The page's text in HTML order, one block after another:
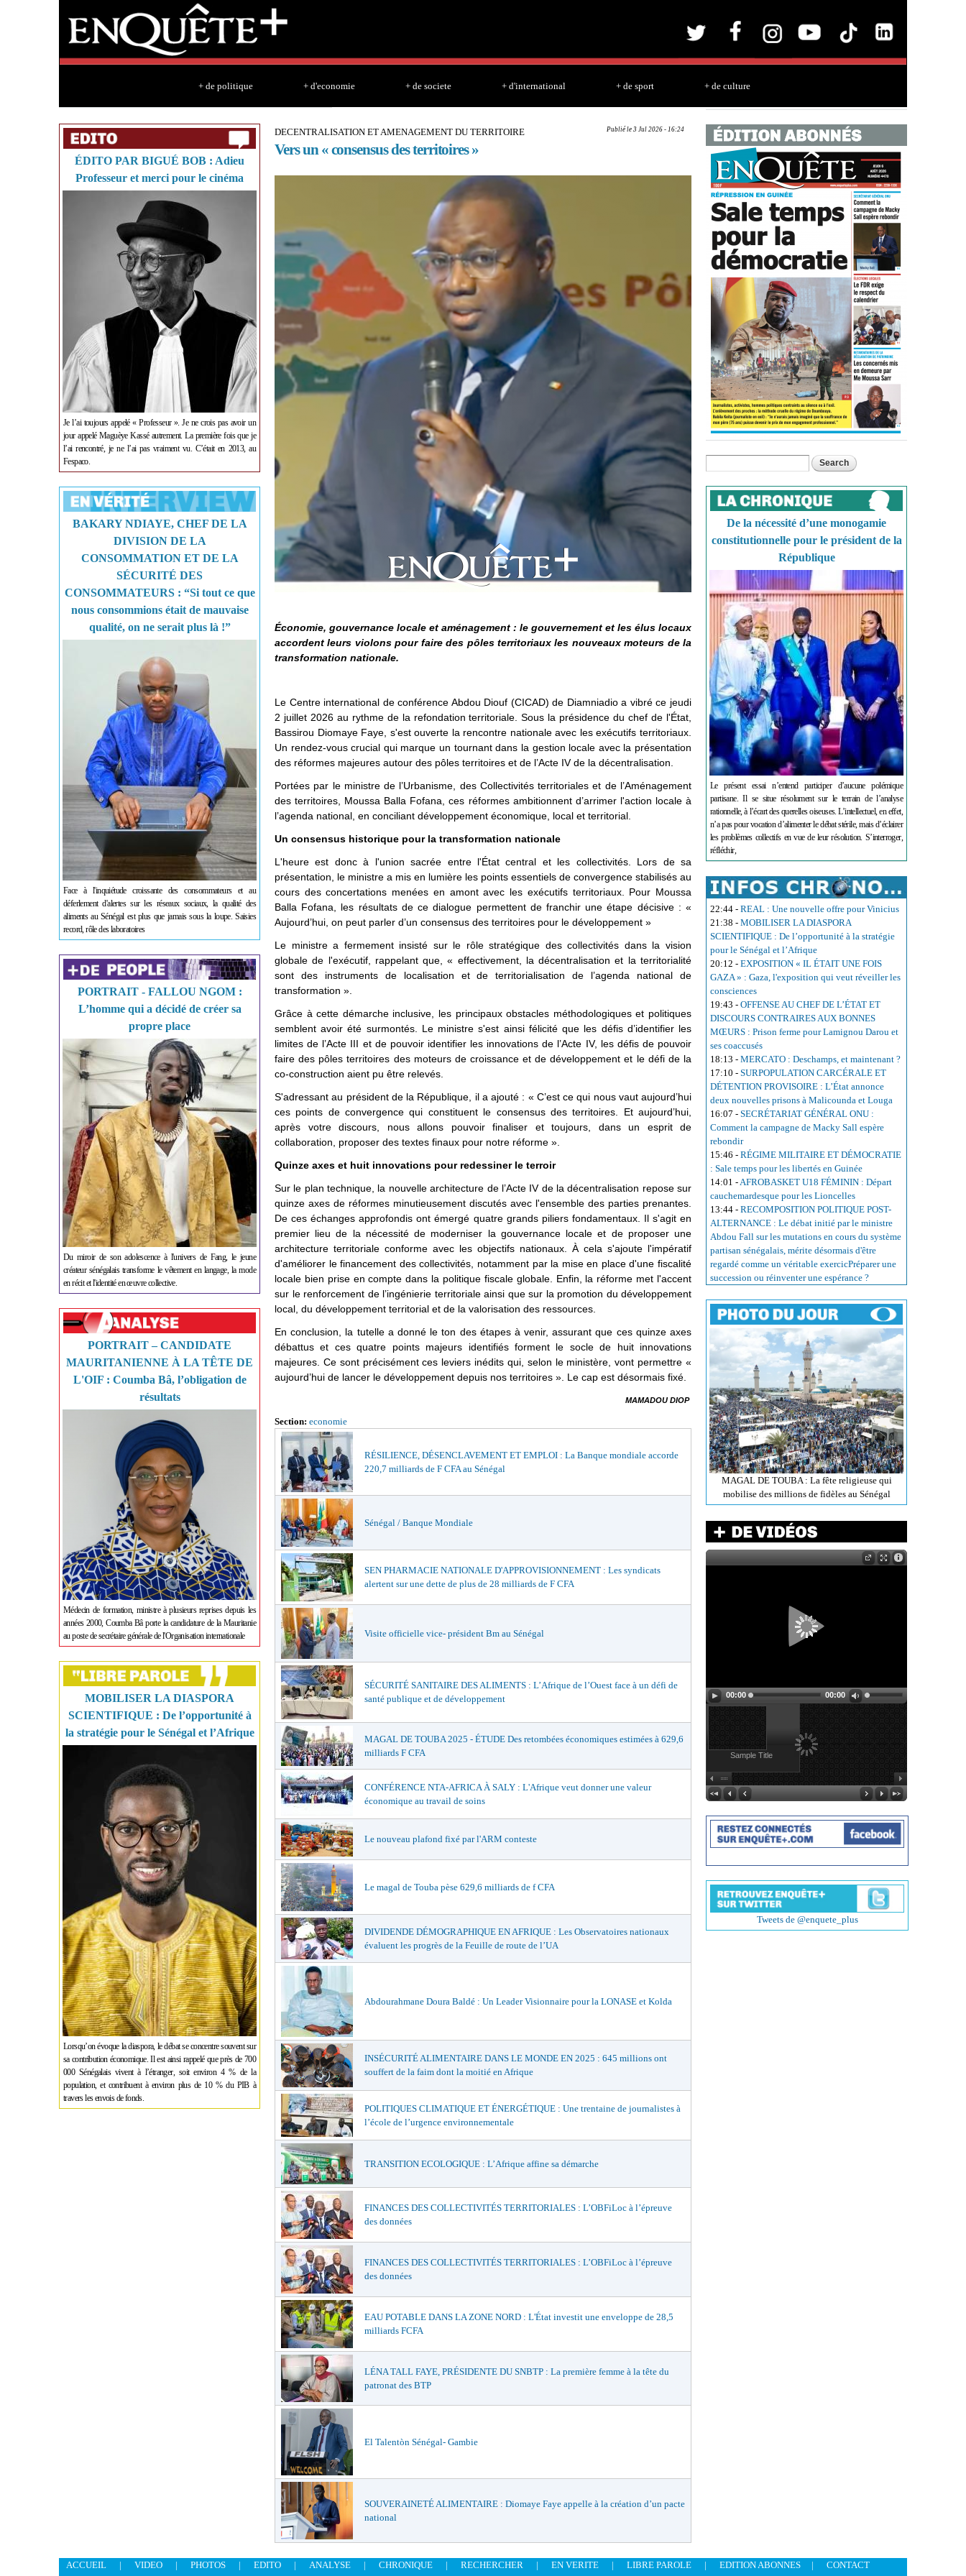
+ de politique + d'economie + de societe + d'international + de sport + de culture
ÉDITO PAR BIGUÉ BOB : Adieu
Professeur et merci pour le cinéma
Je l’ai toujours appelé « Professeur ». Je ne crois pas avoir un
jour appelé Maguèye Kassé autrement. La première fois que je
l’ai rencontré, je ne l’ai pas vraiment vu. C’était en 2013, au
Fespaco.
BAKARY NDIAYE, CHEF DE LA
DIVISION DE LA
CONSOMMATION ET DE LA
SÉCURITÉ DES
CONSOMMATEURS : “Si tout ce que
nous consommions était de mauvaise
qualité, on ne serait plus là !”
Face à l'inquiétude croissante des consommateurs et au
déferlement d'alertes sur les réseaux sociaux, la qualité des
aliments au Sénégal est plus que jamais sous la loupe. Saisies
record, rôle des laboratoires
PORTRAIT - FALLOU NGOM :
L’homme qui a décidé de créer sa
propre place
Du miroir de son adolescence à l'univers de Fang, le jeune
créateur sénégalais transforme le vêtement en langage, la mode
en récit et l'identité en œuvre collective.
PORTRAIT – CANDIDATE
MAURITANIENNE À LA TÊTE DE
L'OIF : Coumba Bâ, l’obligation de
résultats
Médecin de formation, ministre à plusieurs reprises depuis les
années 2000, Coumba Bâ porte la candidature de la Mauritanie
au poste de secrétaire générale de l'Organisation internationale
MOBILISER LA DIASPORA
SCIENTIFIQUE : De l’opportunité à
la stratégie pour le Sénégal et l’Afrique
Lorsqu’on évoque la diaspora, le débat se concentre souvent sur
sa contribution économique. Il est ainsi rappelé que près de 700
000 Sénégalais vivent à l’étranger, soit environ 4 % de la
population, et contribuent à environ plus de 10 % du PIB à
travers les envois de fonds.
Publié le 3 Jul 2026 - 16:24
DECENTRALISATION ET AMENAGEMENT DU TERRITOIRE
Vers un « consensus des territoires »
Économie, gouvernance locale et aménagement : le gouvernement et les élus locaux
accordent leurs violons pour faire des pôles territoriaux les nouveaux moteurs de la
transformation nationale.
Le Centre international de conférence Abdou Diouf (CICAD) de Diamniadio a vibré ce jeudi
2 juillet 2026 au rythme de la refondation territoriale. Sous la présidence du chef de l'État,
Bassirou Diomaye Faye, s'est ouverte la rencontre nationale avec les exécutifs territoriaux.
Un rendez-vous crucial qui marque un tournant dans la gestion locale avec la présentation
des réformes majeures autour des pôles territoires et de l’Acte IV de la décentralisation.
Portées par le ministre de l’Urbanisme, des Collectivités territoriales et de l’Aménagement
des territoires, Moussa Balla Fofana, ces réformes ambitionnent d’arrimer l'action locale à
l’agenda national, en conciliant développement économique, local et territorial.
Un consensus historique pour la transformation nationale
L'heure est donc à l'union sacrée entre l'État central et les collectivités. Lors de sa
présentation, le ministre a mis en lumière les points essentiels de convergence stabilisés au
cours des concertations menées en amont avec les exécutifs territoriaux. Pour Moussa
Balla Fofana, les résultats de ce dialogue permettent de franchir une étape décisive : «
Aujourd’hui, on peut parler d’un consensus des territoires pour le développement »
Le ministre a fermement insisté sur le rôle stratégique des collectivités dans la vision
globale de l'exécutif, rappelant que, « effectivement, la décentralisation et la territorialité
sont des instruments de localisation et de territorialisation de l’agenda national de
transformation ».
Grâce à cette démarche inclusive, les principaux obstacles méthodologiques et politiques
semblent avoir été surmontés. Le ministre s'est ainsi félicité que les défis d’identifier les
limites de l’Acte III et de pouvoir identifier les innovations de l’Acte IV, les défis de pouvoir
faire des pôles territoires des moteurs de croissance et de développement et le défi de la
co-construction aient pu être relevés.
S'adressant au président de la République, il a ajouté : « C’est ce qui nous vaut aujourd’hui
ces points de convergence qui constituent le consensus des territoires. Et aujourd’hui,
après votre discours, nous allons pouvoir finaliser et toujours, dans un esprit de
collaboration, proposer des textes finaux pour notre réforme ».
Quinze axes et huit innovations pour redessiner le terroir
Sur le plan technique, la nouvelle architecture de l’Acte IV de la décentralisation repose sur
quinze axes de réformes minutieusement discutés avec l'ensemble des parties prenantes.
De ces échanges approfondis ont émergé quatre grands piliers fondamentaux. Il s'agit en
premier lieu de la nécessité de moderniser la gouvernance locale et de proposer une
architecture territoriale conforme avec les objectifs nationaux. À cela s'ajoute l'impératif
d'améliorer le financement des collectivités, notamment par la mise en place d'une fiscalité
locale bien prise en compte dans la politique fiscale globale. Enfin, la réforme met l'accent
sur le renforcement de l’ingénierie territoriale ainsi que sur la promotion du développement
local, du développement territorial et de la valorisation des ressources.
En conclusion, la tutelle a donné le ton des étapes à venir, assurant que ces quinze axes
débattus et ces quatre points majeurs identifiés forment le socle de huit innovations
majeures. Ce sont précisément ces leviers inédits qui, selon le ministère, vont permettre «
aujourd’hui de lancer le développement depuis nos territoires ». Le cap est désormais fixé.
MAMADOU DIOP
Section: economie
RÉSILIENCE, DÉSENCLAVEMENT ET EMPLOI : La Banque mondiale accorde
220,7 milliards de F CFA au Sénégal
Sénégal / Banque Mondiale
SEN PHARMACIE NATIONALE D'APPROVISIONNEMENT : Les syndicats
alertent sur une dette de plus de 28 milliards de F CFA
Visite officielle vice- président Bm au Sénégal
SÉCURITÉ SANITAIRE DES ALIMENTS : L’Afrique de l’Ouest face à un défi de
santé publique et de développement
MAGAL DE TOUBA 2025 - ÉTUDE Des retombées économiques estimées à 629,6
milliards F CFA
CONFÉRENCE NTA-AFRICA À SALY : L'Afrique veut donner une valeur
économique au travail de soins
Le nouveau plafond fixé par l'ARM conteste
Le magal de Touba pèse 629,6 milliards de f CFA
DIVIDENDE DÉMOGRAPHIQUE EN AFRIQUE : Les Observatoires nationaux
évaluent les progrès de la Feuille de route de l’UA
Abdourahmane Doura Baldé : Un Leader Visionnaire pour la LONASE et Kolda
INSÉCURITÉ ALIMENTAIRE DANS LE MONDE EN 2025 : 645 millions ont
souffert de la faim dont la moitié en Afrique
POLITIQUES CLIMATIQUE ET ÉNERGÉTIQUE : Une trentaine de journalistes à
l’école de l’urgence environnementale
TRANSITION ECOLOGIQUE : L’Afrique affine sa démarche
FINANCES DES COLLECTIVITÉS TERRITORIALES : L’OBFiLoc à l’épreuve
des données
FINANCES DES COLLECTIVITÉS TERRITORIALES : L’OBFiLoc à l’épreuve
des données
EAU POTABLE DANS LA ZONE NORD : L'État investit une enveloppe de 28,5
milliards FCFA
LÉNA TALL FAYE, PRÉSIDENTE DU SNBTP : La première femme à la tête du
patronat des BTP
El Talentòn Sénégal- Gambie
SOUVERAINETÉ ALIMENTAIRE : Diomaye Faye appelle à la création d’un pacte
national
Search form
De la nécessité d’une monogamie
constitutionnelle pour le président de la
République
Le présent essai n’entend participer d’aucune polémique
partisane. Il se situe résolument sur le terrain de l’analyse
rationnelle, à l’écart des querelles oiseuses. L’intellectuel, en effet,
n’a pas pour vocation d’alimenter le débat stérile, mais d’éclairer
les problèmes collectifs en vue de leur résolution. S’interroger,
réfléchir,
22:44 - REAL : Une nouvelle offre pour Vinicius
21:38 - MOBILISER LA DIASPORA
SCIENTIFIQUE : De l’opportunité à la stratégie
pour le Sénégal et l’Afrique
20:12 - EXPOSITION « IL ÉTAIT UNE FOIS
GAZA » : Gaza, l'exposition qui veut réveiller les
consciences
19:43 - OFFENSE AU CHEF DE L’ÉTAT ET
DISCOURS CONTRAIRES AUX BONNES
MŒURS : Prison ferme pour Lamignou Darou et
ses coaccusés
18:13 - MERCATO : Deschamps, et maintenant ?
17:10 - SURPOPULATION CARCÉRALE ET
DÉTENTION PROVISOIRE : L’État annonce
deux nouvelles prisons à Malicounda et Louga
16:07 - SECRÉTARIAT GÉNÉRAL ONU :
Comment la campagne de Macky Sall espère
rebondir
15:46 - RÉGIME MILITAIRE ET DÉMOCRATIE
: Sale temps pour les libertés en Guinée
14:01 -AFROBASKET U18 FÉMININ : Départ
cauchemardesque pour les Lioncelles
13:44 - RECOMPOSITION POLITIQUE POST-
ALTERNANCE : Le débat initié par le ministre
Abdou Fall sur les mutations en cours du système
partisan sénégalais, mérite désormais d'être
regardé comme un véritable exercicPréparer une
succession ou réinventer une espérance ?
MAGAL DE TOUBA : La fête religieuse qui
mobilise des millions de fidèles au Sénégal
00:00 00:00
Sample Title
Tweets de @enquete_plus
ACCUEIL | VIDEO | PHOTOS | EDITO | ANALYSE | CHRONIQUE | RECHERCHER | EN VERITE | LIBRE PAROLE | EDITION ABONNES | CONTACT